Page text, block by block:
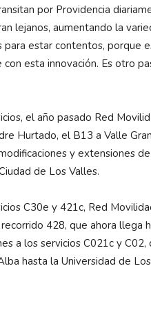
por Providencia
lejanos, aumentando la
para estar contentos, porque
esta innovación. Es otro
el año pasado Red
Hurtado, el B13 a Valle
y extensiones
de Los Valles.
C30e y 421c, Red
428, que ahora llega
a los servicios C021c y
hasta la Universidad de